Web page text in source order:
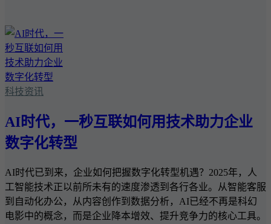
科技资讯
AI时代，一秒互联如何用技术助力企业
数字化转型
AI时代已到来，企业如何把握数字化转型机遇？2025年，人
工智能技术正以前所未有的速度渗透到各行各业。从智能客服
到自动化办公，从内容创作到数据分析，AI已经不再是科幻
电影中的概念，而是企业降本增效、提升竞争力的核心工具。